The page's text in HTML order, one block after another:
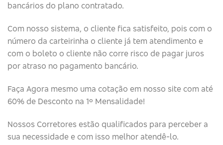
bancários do plano contratado.
Com nosso sistema, o cliente fica satisfeito, pois com o
número da carteirinha o cliente já tem atendimento e
com o boleto o cliente não corre risco de pagar juros
por atraso no pagamento bancário.
Faça Agora mesmo uma cotação em nosso site com até
60% de Desconto na 1º Mensalidade!
Nossos Corretores estão qualificados para perceber a
sua necessidade e com isso melhor atendê-lo.